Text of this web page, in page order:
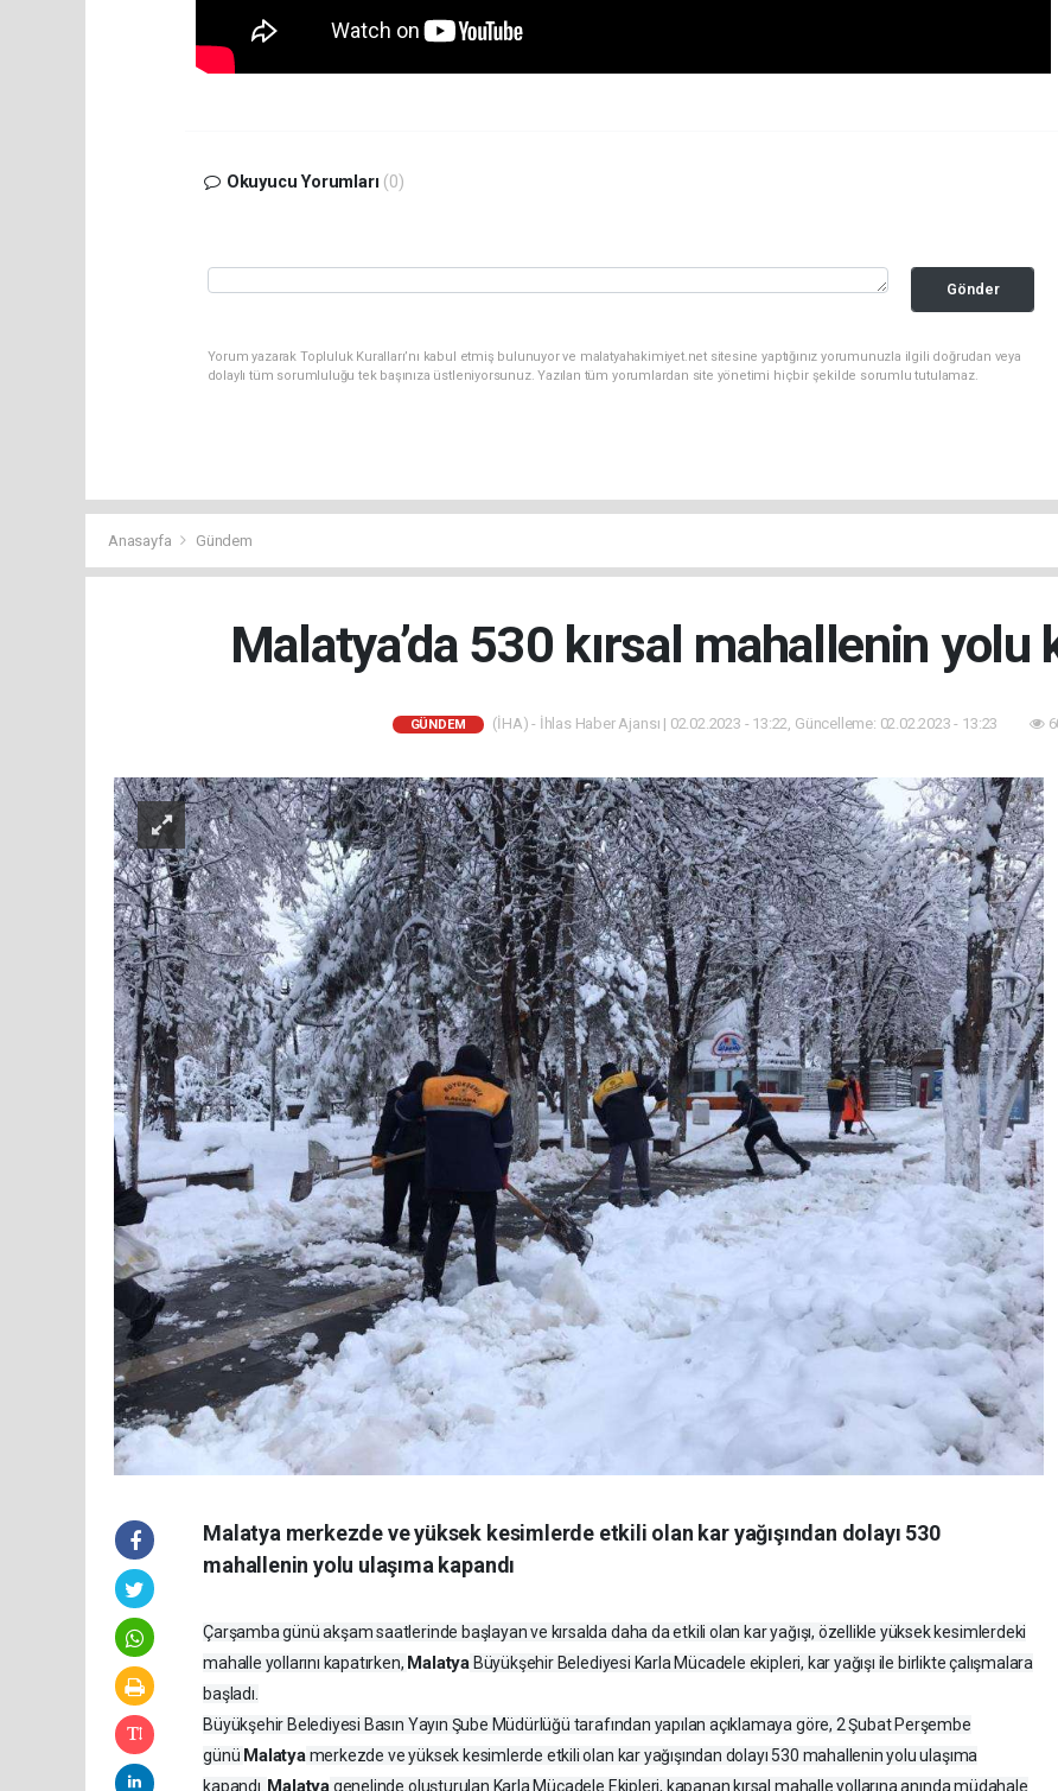
Okuyucu Yorumları (0)
Gönder
Yorum yazarak Topluluk Kuralları’nı kabul etmiş bulunuyor ve malatyahakimiyet.net sitesine yaptığınız yorumunuzla ilgili doğrudan veya
dolaylı tüm sorumluluğu tek başınıza üstleniyorsunuz. Yazılan tüm yorumlardan site yönetimi hiçbir şekilde sorumlu tutulamaz.
Anasayfa Gündem
Malatya’da 530 kırsal mahallenin yolu
GÜNDEM (İHA) - İhlas Haber Ajansı | 02.02.2023 - 13:22, Güncelleme: 02.02.2023 - 13:23
Malatya merkezde ve yüksek kesimlerde etkili olan kar yağışından dolayı 530
mahallenin yolu ulaşıma kapandı
Çarşamba günü akşam saatlerinde başlayan ve kırsalda daha da etkili olan kar yağışı, özellikle yüksek kesimlerdeki
mahalle yollarını kapatırken, MalatyaBüyükşehir Belediyesi Karla Mücadele ekipleri, kar yağışı ile birlikte çalışmalara
başladı.
Büyükşehir Belediyesi Basın Yayın Şube Müdürlüğü tarafından yapılan açıklamaya göre, 2 Şubat Perşembe
günü Malatyamerkezde ve yüksek kesimlerde etkili olan kar yağışından dolayı 530 mahallenin yolu ulaşıma
kapandı.
genelinde oluşturulan Karla Mücadele Ekipleri, kapanan kırsal mahalle yollarına anında müdahale